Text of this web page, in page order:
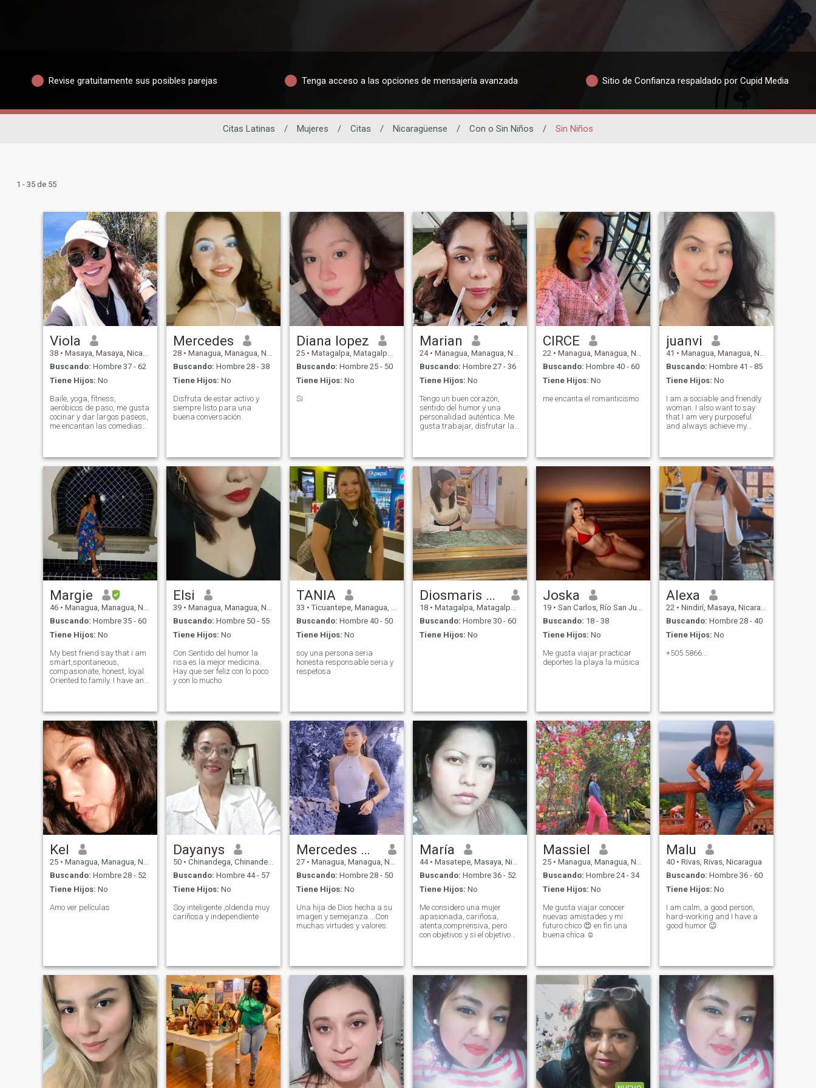
Revise gratuitamente sus posibles parejas Tenga acceso a las opciones de mensajería avanzada Sitio de Confianza respaldado por Cupid Media
Citas Latinas / Mujeres / Citas / Nicaragüense / Con o Sin Niños / Sin Niños
1 - 35 de 55
Viola
38 • Masaya, Masaya, Nicaragua
Buscando: Hombre 37 - 62
Tiene Hijos: No
Baile, yoga, fitness,
aeróbicos de paso, me gusta
cocinar y dar largos paseos,
me encantan las comedias
Mercedes
28 • Managua, Managua, Nicaragua
Buscando: Hombre 28 - 38
Tiene Hijos: No
Disfruta de estar activo y
siempre listo para una
buena conversación.
Diana lopez
25 • Matagalpa, Matagalpa, Nicaragua
Buscando: Hombre 25 - 50
Tiene Hijos: No
Si
Marian
24 • Managua, Managua, Nicaragua
Buscando: Hombre 27 - 36
Tiene Hijos: No
Tengo un buen corazón,
sentido del humor y una
personalidad auténtica. Me
gusta trabajar, disfrutar las
completamente absurdo.
Estoy aquí para conocer
personas fuera de mi entorno
habitual y ver qué surge. Si
eres amable, genuino y
sabes hacerme reír tienes mi
atención 🫰🏻
CIRCE
22 • Managua, Managua, Nicaragua
Buscando: Hombre 40 - 60
Tiene Hijos: No
me encanta el romanticismo
juanvi
41 • Managua, Managua, Nicaragua
Buscando: Hombre 41 - 85
Tiene Hijos: No
I am a sociable and friendly
woman. I also want to say
that I am very purposeful
and always achieve my
give advice. My friends say
that I am very beautiful and
kind.
Margie
46 • Managua, Managua, Nicaragua
Buscando: Hombre 35 - 60
Tiene Hijos: No
My best friend say that i am
smart,spontaneous,
compasionate, honest, loyal.
Oriented to family. I have an
Elsi
39 • Managua, Managua, Nicaragua
Buscando: Hombre 50 - 55
Tiene Hijos: No
Con Sentido del humor la
risa es la.mejor medicina.
Hay que ser feliz con lo poco
y con lo mucho
TANIA
33 • Ticuantepe, Managua, Nicaragua
Buscando: Hombre 40 - 50
Tiene Hijos: No
soy una persona seria
honesta responsable seria y
respetosa
Diosmaris Cisneros
18 • Matagalpa, Matagalpa, Nicaragua
Buscando: Hombre 30 - 60
Tiene Hijos: No
Joska
19 • San Carlos, Río San Juan, Nicaragua
Buscando: 18 - 38
Tiene Hijos: No
Me gusta viajar practicar
deportes la playa la música
Alexa
22 • Nindirí, Masaya, Nicaragua
Buscando: Hombre 28 - 40
Tiene Hijos: No
+505 5866...
Kel
25 • Managua, Managua, Nicaragua
Buscando: Hombre 28 - 52
Tiene Hijos: No
Amo ver películas
Dayanys
50 • Chinandega, Chinandega, Nicaragua
Buscando: Hombre 44 - 57
Tiene Hijos: No
Soy inteligente ,oldenda muy
cariñosa y independiente
Mercedes Herrera
27 • Managua, Managua, Nicaragua
Buscando: Hombre 28 - 50
Tiene Hijos: No
Una hija de Dios hecha a su
imagen y semejanza....Con
muchas virtudes y valores.
María
44 • Masatepe, Masaya, Nicaragua
Buscando: Hombre 36 - 52
Tiene Hijos: No
Me considero una mujer
apasionada, cariñosa,
atenta,comprensiva, pero
con objetivos y si el objetivo
Massiel
25 • Managua, Managua, Nicaragua
Buscando: Hombre 24 - 34
Tiene Hijos: No
Me gusta viajar conocer
nuevas amistades y mi
futuro chico 😍 en fin una
buena chica ☺️
Malu
40 • Rivas, Rivas, Nicaragua
Buscando: Hombre 36 - 60
Tiene Hijos: No
I am calm, a good person,
hard-working and I have a
good humor 😉